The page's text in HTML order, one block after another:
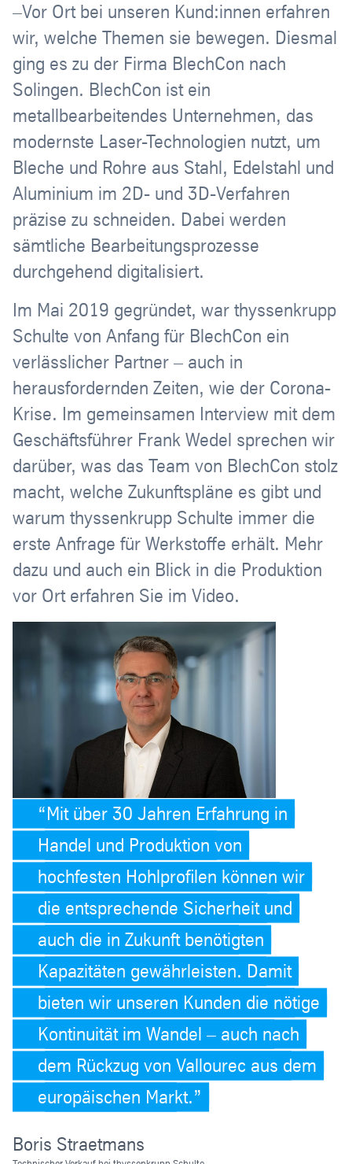
–Vor Ort bei unseren Kund:innen erfahren
wir, welche Themen sie bewegen. Diesmal
ging es zu der Firma BlechCon nach
Solingen. BlechCon ist ein
metallbearbeitendes Unternehmen, das
modernste Laser-Technologien nutzt, um
Bleche und Rohre aus Stahl, Edelstahl und
Aluminium im 2D- und 3D-Verfahren
präzise zu schneiden. Dabei werden
sämtliche Bearbeitungsprozesse
durchgehend digitalisiert.
Im Mai 2019 gegründet, war thyssenkrupp
Schulte von Anfang für BlechCon ein
verlässlicher Partner – auch in
herausfordernden Zeiten, wie der Corona-
Krise. Im gemeinsamen Interview mit dem
Geschäftsführer Frank Wedel sprechen wir
darüber, was das Team von BlechCon stolz
macht, welche Zukunftspläne es gibt und
warum thyssenkrupp Schulte immer die
erste Anfrage für Werkstoffe erhält. Mehr
dazu und auch ein Blick in die Produktion
vor Ort erfahren Sie im Video.
Mit über 30 Jahren Erfahrung in
Handel und Produktion von
hochfesten Hohlprofilen können wir
die entsprechende Sicherheit und
auch die in Zukunft benötigten
Kapazitäten gewährleisten. Damit
bieten wir unseren Kunden die nötige
Kontinuität im Wandel – auch nach
dem Rückzug von Vallourec aus dem
europäischen Markt.
Boris Straetmans